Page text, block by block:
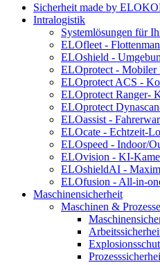
Sicherheit made by
Intralogistik
Systemlösungen für
ELOfleet -
ELOshield -
ELOprotect - Mobiler
ELOprotect ACS -
ELOprotect Ranger-
ELOprotect
ELOassist -
ELOcate - Echtzeit-
ELOspeed - Indoor/
ELOvision - KI-
ELOshieldAI -
ELOfusion - All-in-
Maschinensicherheit
Maschinen & Prozesse